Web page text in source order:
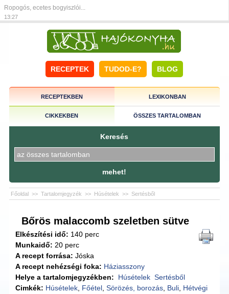
Ropogós, ecetes bogyiszlói...
13:27
RECEPTEK TUDOD-E? BLOG
RECEPTEKBEN LEXIKONBAN
CIKKEKBEN ÖSSZES TARTALOMBAN
Keresés
mehet!
Főoldal >> Tartalomjegyzék >> Húsételek >> Sertésből
Bőrös malaccomb szeletben sütve
Elkészítési idő: 140 perc
Munkaidő: 20 perc
A recept forrása: Jóska
A recept nehézségi foka: Háziasszony
Helye a tartalomjegyzékben:
Húsételek Sertésből
Cimkék: Húsételek Főétel ,Sörözés, borozás Buli Hétvégi